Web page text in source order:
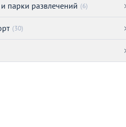
парки развлечений (6)
(30)